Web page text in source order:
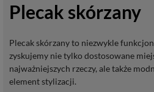
Plecak skórzany
Plecak skórzany to niezwykle
zyskujemy nie tylko dostosowane
najważniejszych rzeczy, ale także
element stylizacji.